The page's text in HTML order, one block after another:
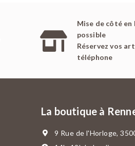
Mise de côté
possible
Réservez vos
téléphone
La boutique à
9 Rue de l'Horloge,